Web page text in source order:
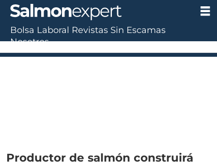
Productor de salmón construirá
Bolsa Laboral Revistas Sin Escamas
Nosotros